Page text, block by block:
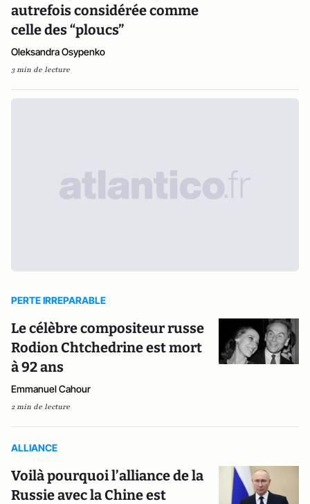
autrefois considérée comme
celle des “ploucs”
Oleksandra Osypenko
3 min de lecture
PERTE IRREPARABLE
Le célèbre compositeur russe
Rodion Chtchedrine est mort
à 92 ans
Emmanuel Cahour
2 min de lecture
ALLIANCE
Voilà pourquoi l’alliance de la
Russie avec la Chine est